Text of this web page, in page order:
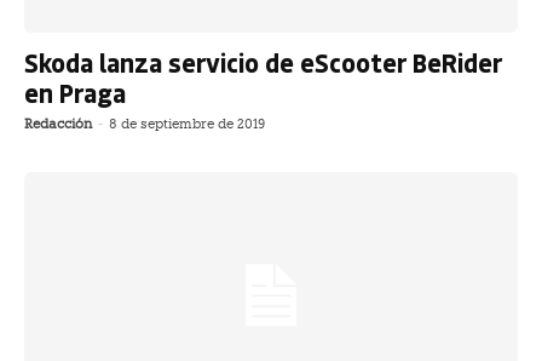
Skoda lanza servicio de eScooter BeRider
en Praga
Redacción - 8 de septiembre de 2019